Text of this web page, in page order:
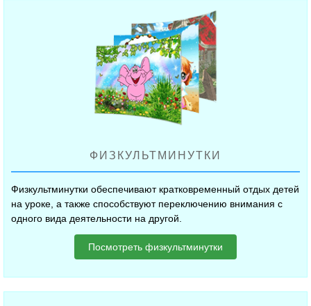
ФИЗКУЛЬТМИНУТКИ
Физкультминутки обеспечивают кратковременный отдых детей
на уроке, а также способствуют переключению внимания с
одного вида деятельности на другой.
Посмотреть физкультминутки